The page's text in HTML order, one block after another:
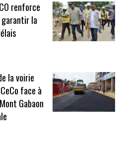
renforce
garantir la
la voirie
face à
Gabaon